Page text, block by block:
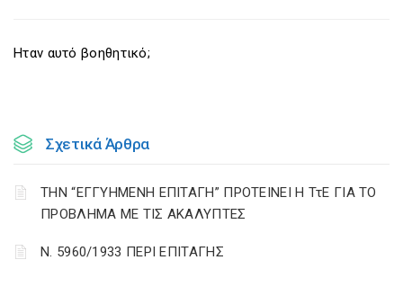
Ηταν αυτό βοηθητικό;
Σχετικά Άρθρα
ΤΗΝ “ΕΓΓΥΗΜΕΝΗ ΕΠΙΤΑΓΗ” ΠΡΟΤΕΙΝΕΙ Η ΤτΕ ΓΙΑ ΤΟ
ΠΡΟΒΛΗΜΑ ΜΕ ΤΙΣ ΑΚΑΛΥΠΤΕΣ
Ν. 5960/1933 ΠΕΡΙ ΕΠΙΤΑΓΗΣ